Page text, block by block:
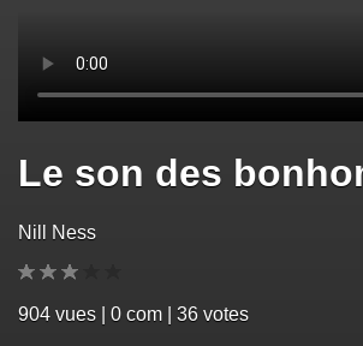
Le son des
Nill Ness
904 vues | 0 com | 36 votes